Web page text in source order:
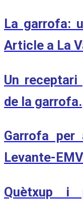
La garrofa:
Article a La
Un
de la garrofa.
Garrofa
Levante-EMV
Quètxup i